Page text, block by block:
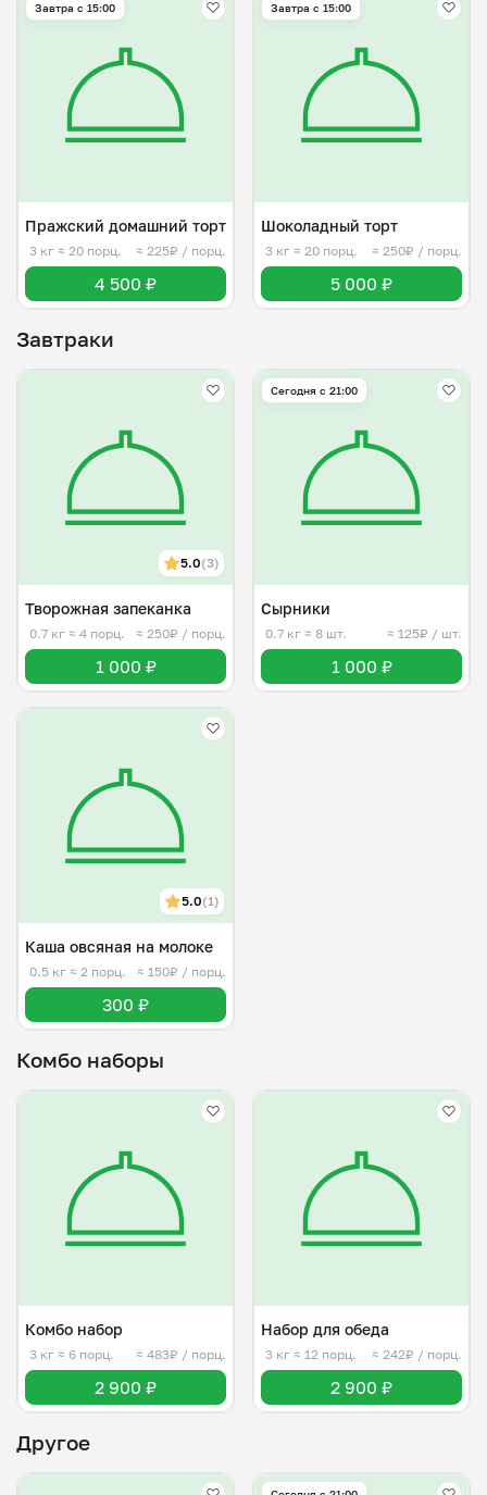
Завтра c 15:00
Пражский домашний торт
3 кг ≈ 20 порц. ≈ 225₽ / порц.
4 500 ₽
Завтра c 15:00
Шоколадный торт
3 кг ≈ 20 порц. ≈ 250₽ / порц.
5 000 ₽
Завтраки
5.0(3)
Творожная запеканка
0.7 кг ≈ 4 порц. ≈ 250₽ / порц.
1 000 ₽
Сегодня с 21:00
Сырники
0.7 кг ≈ 8 шт. ≈ 125₽ / шт.
1 000 ₽
5.0(1)
Каша овсяная на молоке
0.5 кг ≈ 2 порц. ≈ 150₽ / порц.
300 ₽
Комбо наборы
Комбо набор
3 кг ≈ 6 порц. ≈ 483₽ / порц.
2 900 ₽
Набор для обеда
3 кг ≈ 12 порц. ≈ 242₽ / порц.
2 900 ₽
Другое